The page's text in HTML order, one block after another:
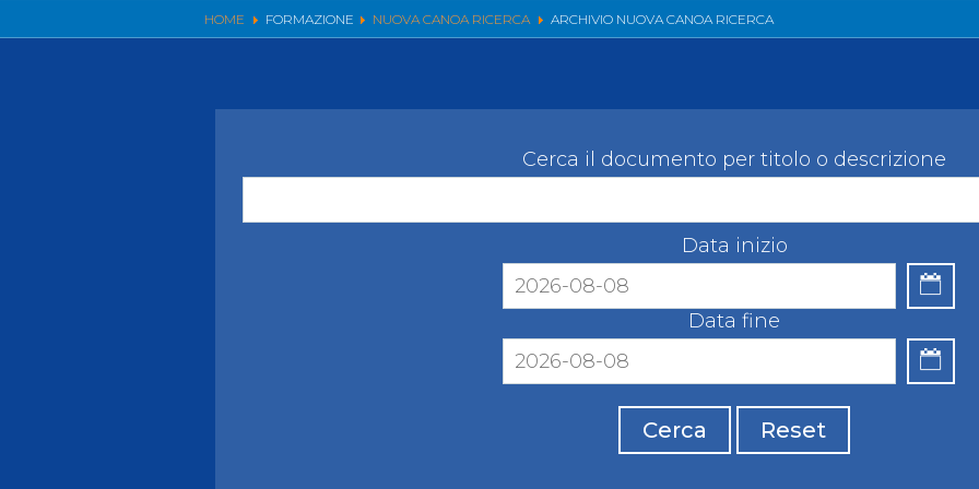
HOME FORMAZIONE NUOVA CANOA RICERCA ARCHIVIO NUOVA CANOA RICERCA
Videogallery
Cerca il documento per titolo o descrizione
Data inizio
Data fine
Cerca Reset